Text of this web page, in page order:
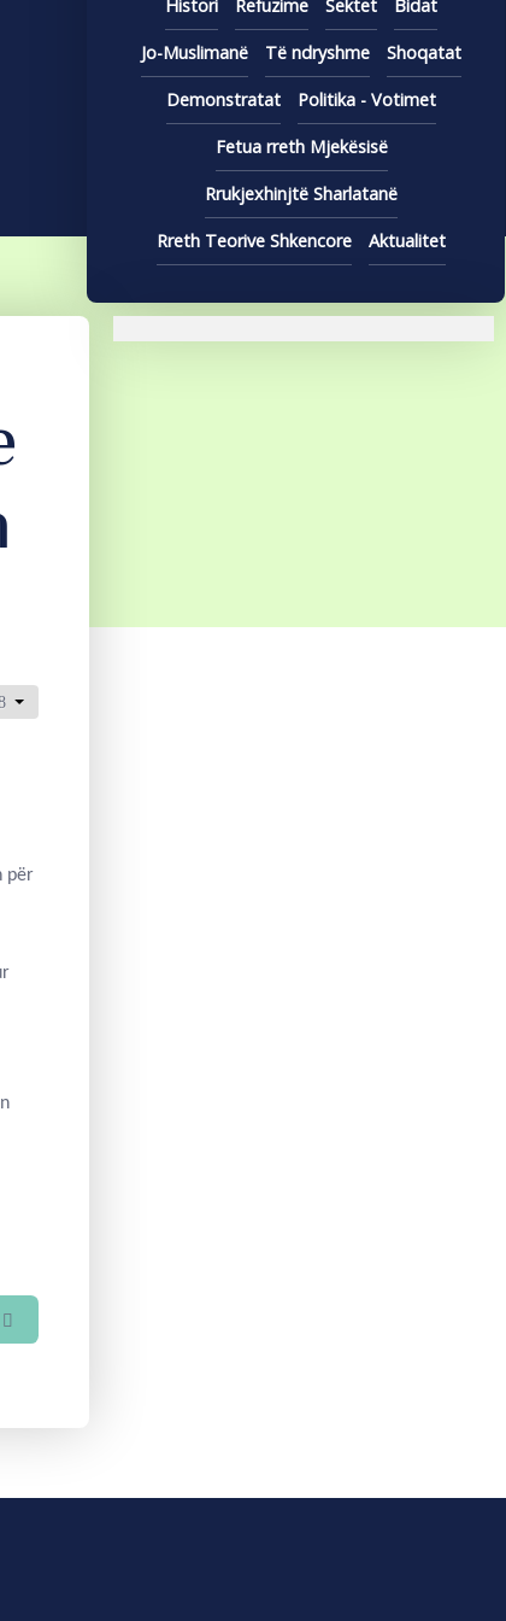
Histori Refuzime Sektet Bidat
Jo-Muslimanë Të ndryshme Shoqatat
Demonstratat Politika - Votimet
Fetua rreth Mjekësisë
Rrukjexhinjtë Sharlatanë
Rreth Teorive Shkencore Aktualitet
për